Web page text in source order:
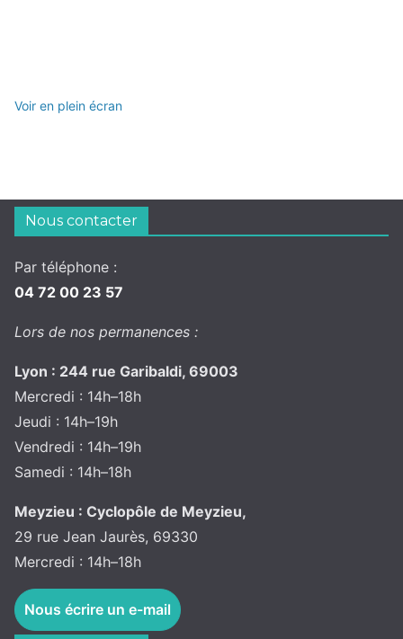
Voir en plein écran
Nous contacter
Par téléphone :
04 72 00 23 57
Lors de nos permanences :
Lyon : 244 rue Garibaldi, 69003
Mercredi : 14h–18h
Jeudi : 14h–19h
Vendredi : 14h–19h
Samedi : 14h–18h
Meyzieu : Cyclopôle de Meyzieu,
29 rue Jean Jaurès, 69330
Mercredi : 14h–18h
Nous écrire un e-mail